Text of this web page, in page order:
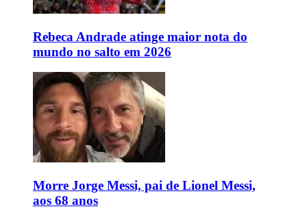
Rebeca Andrade atinge maior nota do
mundo no salto em 2026
Morre Jorge Messi, pai de Lionel Messi,
aos 68 anos